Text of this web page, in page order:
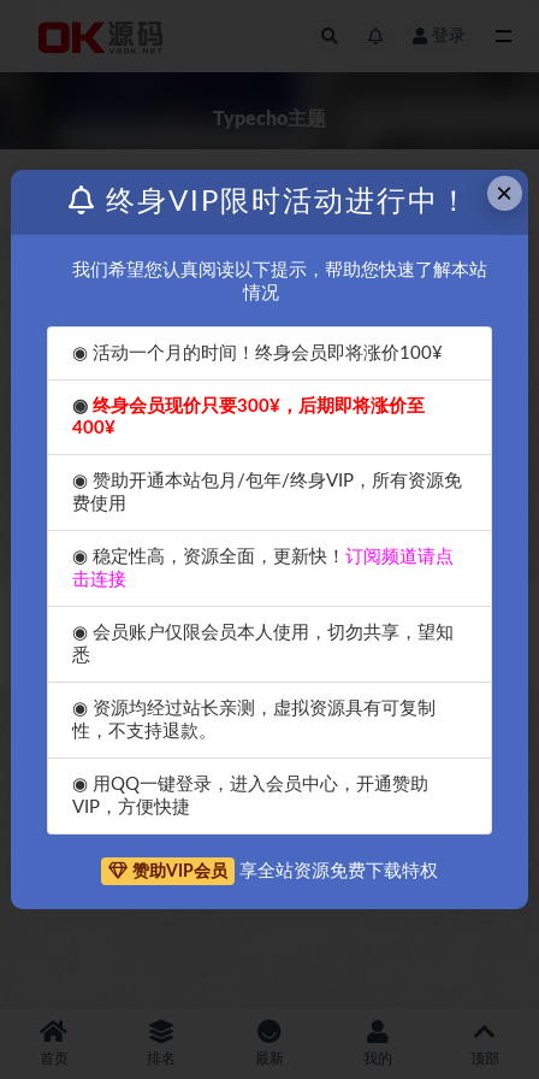
登录
Typecho主题
👑👑👑👑免费 更新日期
Joe是一款优雅功能强大的
Typecho主题功能多上手快
handsome主题V6.0 完美破解开
心版-Typecho主题
Copyright © 2018-2026 OK源码中国资源网 -All rights reserved|
首页 排名 最新 我的 顶部
×
终身VIP限时活动进行中！
我们希望您认真阅读以下提示，帮助您快速了解本站
情况
◉ 活动一个月的时间！终身会员即将涨价100¥
◉终身会员现价只要300¥，后期即将涨价至
400¥
◉ 赞助开通本站包月/包年/终身VIP，所有资源免
费使用
◉ 稳定性高，资源全面，更新快！订阅频道请点
击连接
◉ 会员账户仅限会员本人使用，切勿共享，望知
悉
◉ 资源均经过站长亲测，虚拟资源具有可复制
性，不支持退款。
◉ 用QQ一键登录，进入会员中心，开通赞助
VIP，方便快捷
赞助VIP会员 享全站资源免费下载特权